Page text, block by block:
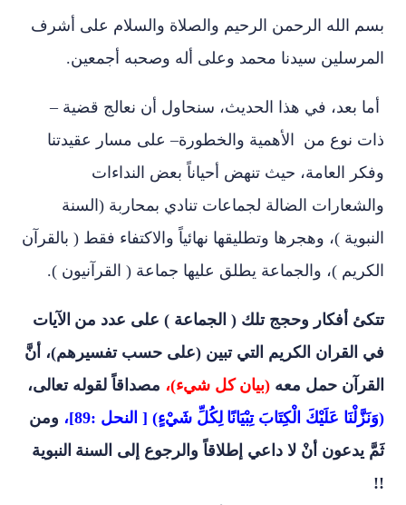
بسم الله الرحمن الرحيم والصلاة والسلام على أشرف
المرسلين سيدنا محمد وعلى أله وصحبه أجمعين.
أما بعد، في هذا الحديث، سنحاول أن نعالج قضية –
ذات نوع من الأهمية والخطورة– على مسار عقيدتنا
وفكر العامة، حيث تنهض أحياناً بعض النداءات
والشعارات الضالة لجماعات تنادي بمحاربة (السنة
النبوية )، وهجرها وتطليقها نهائياً والاكتفاء فقط ( بالقرآن
الكريم )، والجماعة يطلق عليها جماعة ( القرآنيون ).
تتكئ أفكار وحجج تلك ( الجماعة ) على عدد من الآيات
في القران الكريم التي تبين (على حسب تفسيرهم)، أنَّ
القرآن حمل معه (بيان كل شيء)، مصداقاً لقوله تعالى،
(وَنَزَّلْنَا عَلَيْكَ الْكِتَابَ تِبْيَانًا لِكُلِّ شَيْءٍ) [ النحل :89]،
ومن
ثَمَّ يدعون أنْ لا داعي إطلاقاً والرجوع إلى السنة النبوية
!!